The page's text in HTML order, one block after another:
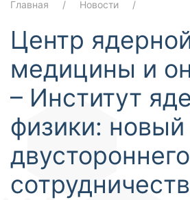
Главная Новости
Центр
медицины и
– Институт
физики: новый
двустороннего